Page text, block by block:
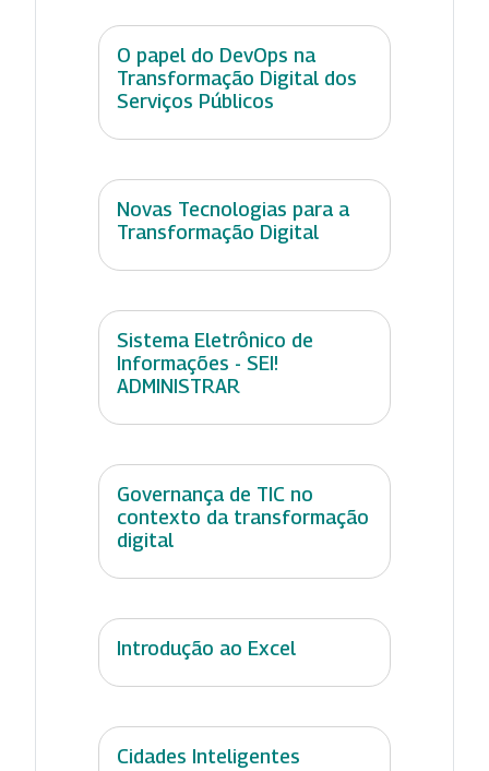
O papel do DevOps na
Transformação Digital dos
Serviços Públicos
Novas Tecnologias para a
Transformação Digital
Sistema Eletrônico de
Informações - SEI!
ADMINISTRAR
Governança de TIC no
contexto da transformação
digital
Introdução ao Excel
Cidades Inteligentes